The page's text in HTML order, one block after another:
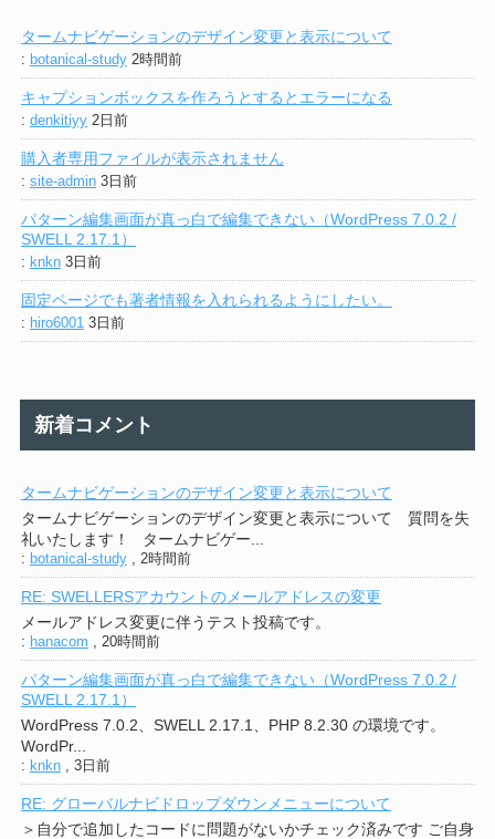
タームナビゲーションのデザイン変更と表示について
: botanical-study 2時間前
キャプションボックスを作ろうとするとエラーになる
: denkitiyy 2日前
購入者専用ファイルが表示されません
: site-admin 3日前
パターン編集画面が真っ白で編集できない（WordPress 7.0.2 /
SWELL 2.17.1）
: knkn 3日前
固定ページでも著者情報を入れられるようにしたい。
: hiro6001 3日前
新着コメント
タームナビゲーションのデザイン変更と表示について
タームナビゲーションのデザイン変更と表示について 質問を失
礼いたします！ タームナビゲー...
: botanical-study, 2時間前
RE: SWELLERSアカウントのメールアドレスの変更
メールアドレス変更に伴うテスト投稿です。
: hanacom 20時間前
パターン編集画面が真っ白で編集できない（WordPress 7.0.2 /
SWELL 2.17.1）
WordPress 7.0.2、SWELL 2.17.1、PHP 8.2.30 の環境です。
WordPr...
: knkn, 3日前
RE: グローバルナビドロップダウンメニューについて
＞自分で追加したコードに問題がないかチェック済みです ご自身